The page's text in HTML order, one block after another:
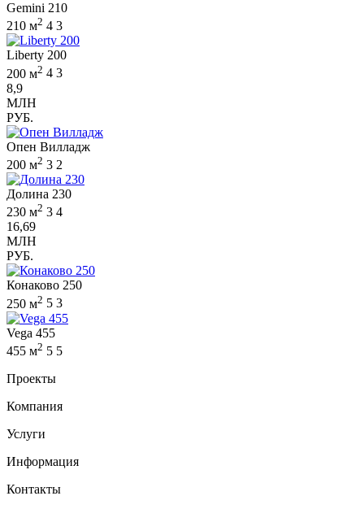
Gemini 210
210 м2 4 3
Liberty 200
200 м2 4 3
8,9
МЛН
РУБ.
Опен Вилладж
200 м2 3 2
Долина 230
230 м2 3 4
16,69
МЛН
РУБ.
Конаково 250
250 м2 5 3
Vega 455
455 м2 5 5
Проекты
Компания
Услуги
Информация
Контакты